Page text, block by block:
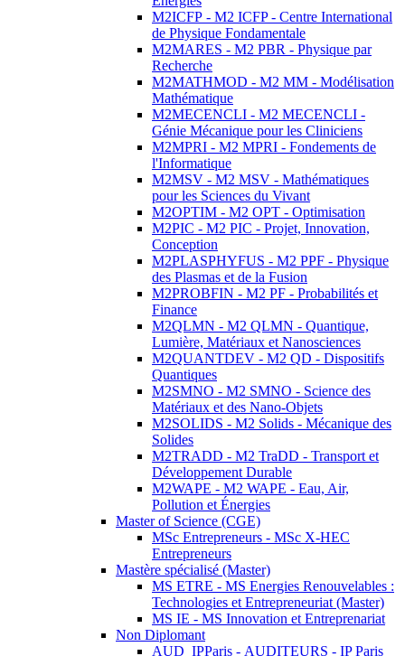
M2ICFP - M2 ICFP - Centre International
de Physique Fondamentale
M2MARES - M2 PBR - Physique par
Recherche
M2MATHMOD - M2 MM - Modélisation
Mathématique
M2MECENCLI - M2 MECENCLI -
Génie Mécanique pour les Cliniciens
M2MPRI - M2 MPRI - Fondements de
l'Informatique
M2MSV - M2 MSV - Mathématiques
pour les Sciences du Vivant
M2OPTIM - M2 OPT - Optimisation
M2PIC - M2 PIC - Projet, Innovation,
Conception
M2PLASPHYFUS - M2 PPF - Physique
des Plasmas et de la Fusion
M2PROBFIN - M2 PF - Probabilités et
Finance
M2QLMN - M2 QLMN - Quantique,
Lumière, Matériaux et Nanosciences
M2QUANTDEV - M2 QD - Dispositifs
Quantiques
M2SMNO - M2 SMNO - Science des
Matériaux et des Nano-Objets
M2SOLIDS - M2 Solids - Mécanique des
Solides
M2TRADD - M2 TraDD - Transport et
Développement Durable
M2WAPE - M2 WAPE - Eau, Air,
Pollution et Énergies
Master of Science (CGE)
MSc Entrepreneurs - MSc X-HEC
Entrepreneurs
Mastère spécialisé (Master)
MS ETRE - MS Energies Renouvelables :
Technologies et Entrepreneuriat (Master)
MS IE - MS Innovation et Entreprenariat
Non Diplomant
AUD_IPParis - AUDITEURS - IP Paris